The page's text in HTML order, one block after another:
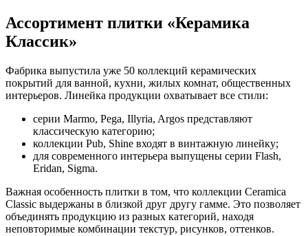
Ассортимент плитки «Керамика
Классик»
Фабрика выпустила уже 50 коллекций керамических
покрытий для ванной, кухни, жилых комнат, общественных
интерьеров. Линейка продукции охватывает все стили:
серии Marmo, Pega, Illyria, Argos представляют
классическую категорию;
коллекции Pub, Shine входят в винтажную линейку;
для современного интерьера выпущены серии Flash,
Eridan, Sigma.
Важная особенность плитки в том, что коллекции Ceramica
Classic выдержаны в близкой друг другу гамме. Это позволяет
объединять продукцию из разных категорий, находя
неповторимые комбинации текстур, рисунков, оттенков.